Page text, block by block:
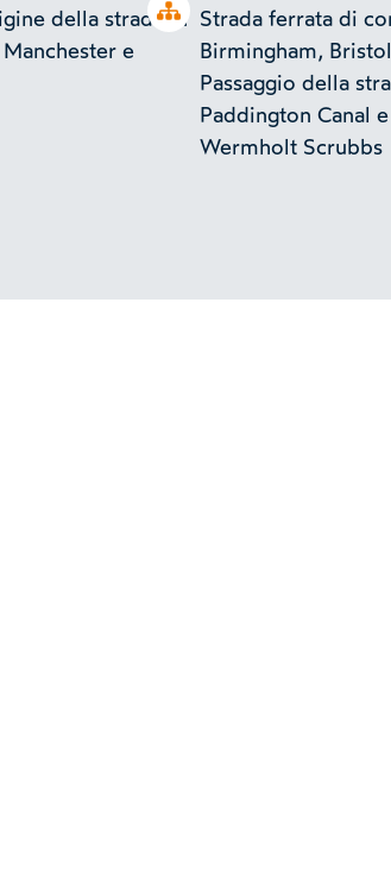
Open tree
della strada in
e
Strada ferrata di
Birmingham,
Passaggio della
Paddington Canal
Wermholt Scrubbs